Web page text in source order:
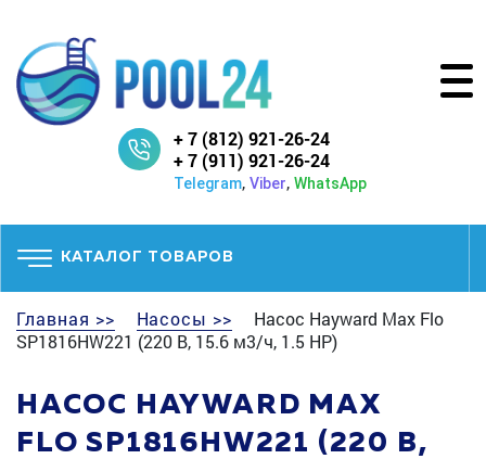
+ 7 (812) 921-26-24
+ 7 (911) 921-26-24
Telegram, Viber, WhatsApp
КАТАЛОГ ТОВАРОВ
Главная >> Насосы >>
Насос Hayward Max Flo
SP1816HW221 (220 В, 15.6 м3/ч, 1.5 HP)
НАСОС HAYWARD MAX
FLO SP1816HW221 (220 В,